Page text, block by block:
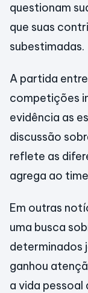
questionam
que suas
subestimadas.
A partida
competições
evidência as
discussão
reflete as
agrega ao
Em outras
uma busca
determinados
ganhou
a vida